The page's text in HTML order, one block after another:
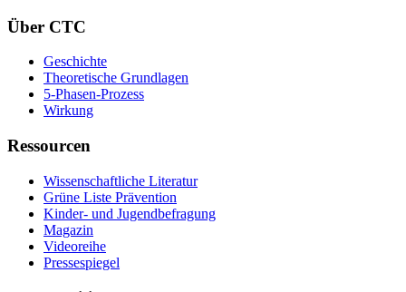
Über CTC
Geschichte
Theoretische Grundlagen
5-Phasen-Prozess
Wirkung
Ressourcen
Wissenschaftliche Literatur
Grüne Liste Prävention
Kinder- und Jugendbefragung
Magazin
Videoreihe
Pressespiegel